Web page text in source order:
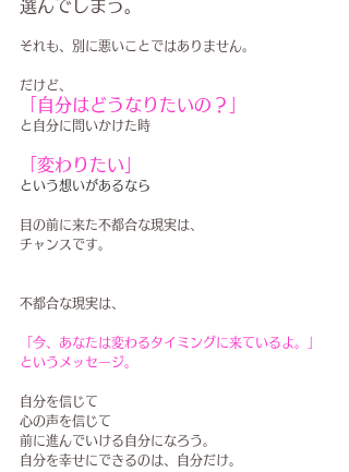
選んでしまう。
それも、別に悪いことではありません。
だけど、
「自分はどうなりたいの？」
と自分に問いかけた時
「変わりたい」
という想いがあるなら
目の前に来た不都合な現実は、
チャンスです。
不都合な現実は、
「今、あなたは変わるタイミングに来ているよ。」
というメッセージ。
自分を信じて
心の声を信じて
前に進んでいける自分になろう。
自分を幸せにできるのは、自分だけ。